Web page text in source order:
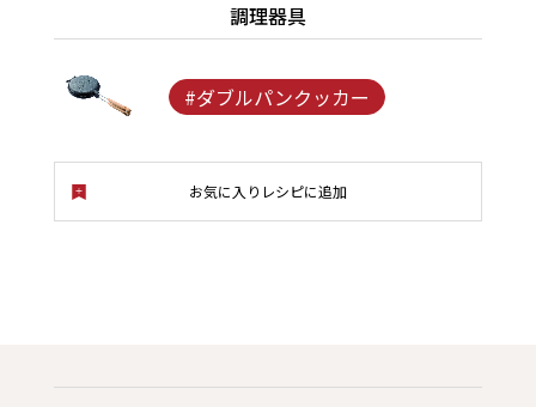
調理器具
#ダブルパンクッカー
お気に入りレシピに追加